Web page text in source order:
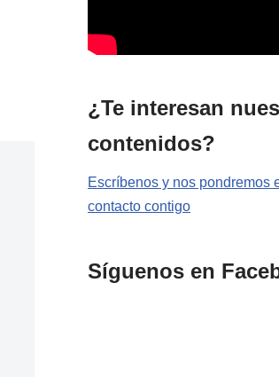
¿Te interesan
contenidos?
Escríbenos y nos pondremos
contacto contigo
Síguenos en